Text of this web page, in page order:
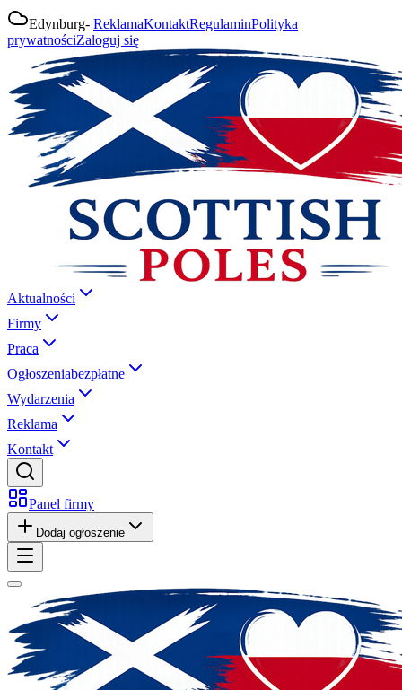
Edynburg- ReklamaKontaktRegulaminPolityka
prywatnościZaloguj się
Aktualności
Firmy
Praca
Ogłoszeniabezpłatne
Wydarzenia
Reklama
Kontakt
Panel firmy
Dodaj ogłoszenie